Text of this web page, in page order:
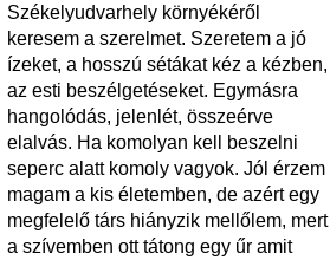
Székelyudvarhely környékéről
keresem a szerelmet. Szeretem a jó
ízeket, a hosszú sétákat kéz a kézben,
az esti beszélgetéseket. Egymásra
hangolódás, jelenlét, összeérve
elalvás. Ha komolyan kell beszelni
seperc alatt komoly vagyok. Jól érzem
magam a kis életemben, de azért egy
megfelelő társ hiányzik mellőlem, mert
a szívemben ott tátong egy űr amit